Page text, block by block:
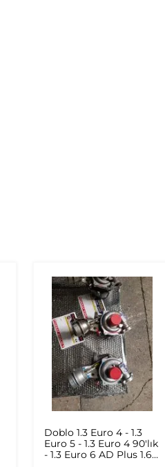
Doblo 1.3 Euro 4 - 1.3
Euro 5 - 1.3 Euro 4 90'lık
- 1.3 Euro 6 AD Plus 1.6